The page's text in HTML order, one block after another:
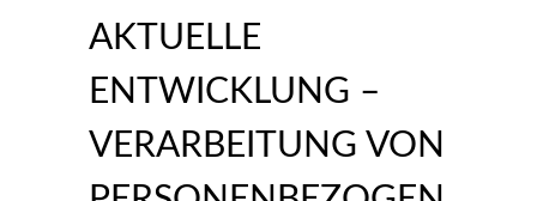
AKTUELLE
ENTWICKLUNG –
VERARBEITUNG VON